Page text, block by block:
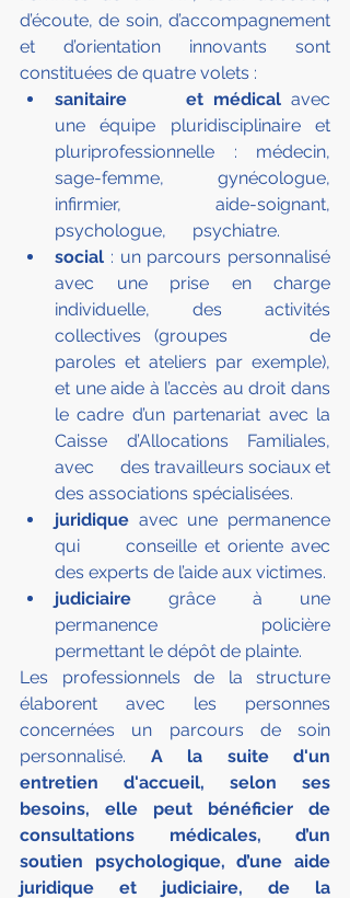
d’écoute, de soin, d’accompagnement
et d’orientation innovants sont
constituées de quatre volets :
sanitaire      et médical avec
une équipe pluridisciplinaire et
pluriprofessionnelle : médecin,
sage-femme, gynécologue,
infirmier, aide-soignant,
psychologue,      psychiatre.
social : un parcours personnalisé
avec une prise en charge
individuelle, des activités
collectives (groupes      de
paroles et ateliers par exemple),
et une aide à l’accès au droit dans
le cadre d’un partenariat avec la
Caisse d’Allocations Familiales,
avec      des travailleurs sociaux et
des associations spécialisées.
juridique avec une permanence
qui      conseille et oriente avec
des experts de l’aide aux victimes.
judiciaire grâce à une
permanence      policière
permettant le dépôt de plainte.
Les professionnels de la structure
élaborent avec les personnes
concernées un parcours de soin
personnalisé. A la suite d'un
entretien d'accueil, selon ses
besoins, elle peut bénéficier de
consultations médicales, d’un
soutien psychologique, d’une aide
juridique et judiciaire, de la